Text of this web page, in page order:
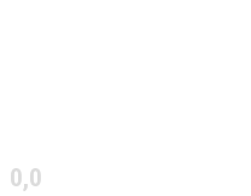
0,0